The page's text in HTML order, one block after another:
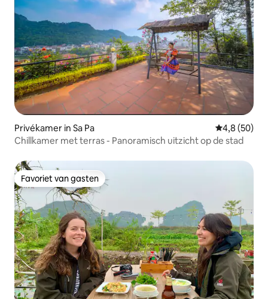
Privékamer in Sa Pa Gemiddelde
4,8 (50)
Chillkamer met terras - Panoramisch uitzicht op de stad
Favoriet van gasten
Favoriet van gasten